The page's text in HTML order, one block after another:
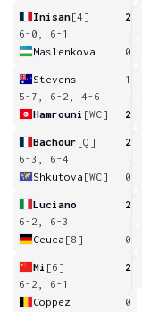
Inisan[4]
2
6-0, 6-1
Maslenkova
0
Stevens
1
5-7, 6-2, 4-6
Hamrouni [WC] 2
Bachour [Q]
2
6-3, 6-4
Shkutova [WC] 0
Luciano
2
6-2, 6-3
Ceuca [8] 0
Mi [6]
2
6-2, 6-1
Coppez
0